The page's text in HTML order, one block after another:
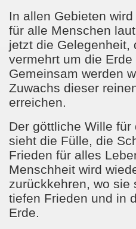
In allen Gebieten
für alle Menschen
jetzt die Gelegenheit,
vermehrt um die Erde
Gemeinsam werden
Zuwachs dieser
erreichen.
Der göttliche Wille
sieht die Fülle, die
Frieden für alles
Menschheit wird
zurückkehren, wo sie
tiefen Frieden und in
Erde.